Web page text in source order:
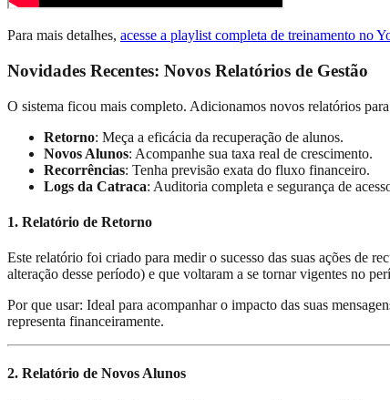
Para mais detalhes, acesse a playlist completa de treinamento no
Novidades Recentes: Novos Relatórios de Gestão
O sistema ficou mais completo. Adicionamos novos relatórios
Retorno: Meça a eficácia da recuperação de alunos.
Novos Alunos: Acompanhe sua taxa real de crescimento.
Recorrências: Tenha previsão exata do fluxo financeiro.
Logs da Catraca: Auditoria completa e segurança de
1. Relatório de Retorno
Este relatório foi criado para medir o sucesso das suas ações de
alteração desse período) e que voltaram a se tornar vigentes no
Por que usar: Ideal para acompanhar o impacto das suas
representa financeiramente.
2. Relatório de Novos Alunos